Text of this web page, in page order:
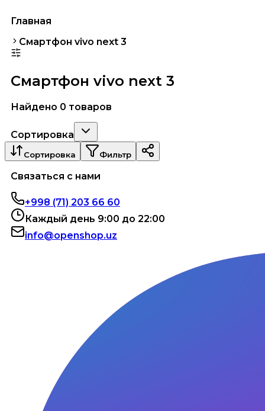
Главная
Смартфон vivo next 3
Смартфон vivo next 3
Найдено 0 товаров
Сортировка
Сортировка Фильтр
Связаться с нами
+998 (71) 203 66 60
Каждый день 9:00 до 22:00
info@openshop.uz